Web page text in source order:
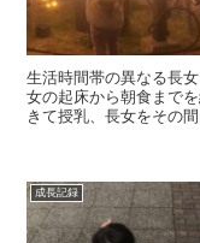
生活時間帯の異なる長
女の起床から朝食まで
きて授乳、長女をその
成長記録